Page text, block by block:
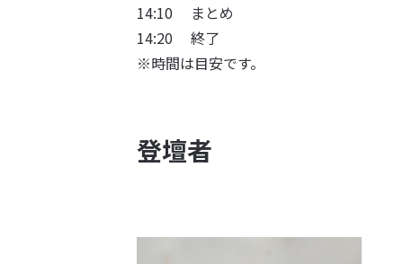
14:10 まとめ
14:20 終了
※時間は目安です。
登壇者